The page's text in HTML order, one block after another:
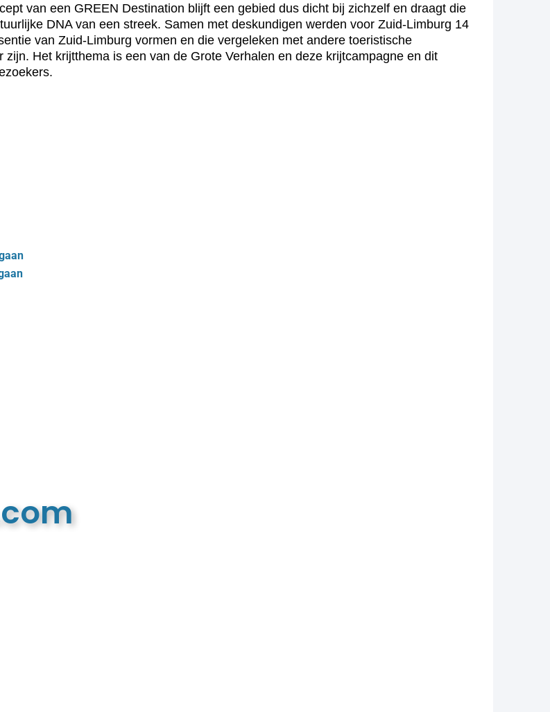
van een GREEN Destination blijft een gebied dus dicht bij zichzelf en draagt die
DNA van een streek. Samen met deskundigen werden voor Zuid-Limburg 14
van Zuid-Limburg vormen en die vergeleken met andere toeristische
Het krijtthema is een van de Grote Verhalen en deze krijtcampagne en dit